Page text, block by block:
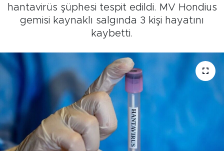
hantavirüs şüphesi tespit edildi. MV Hondius
gemisi kaynaklı salgında 3 kişi hayatını
kaybetti.